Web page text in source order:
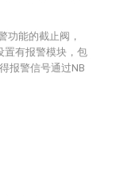
功能的截止阀，
置有报警模块，包
报警信号通过NB